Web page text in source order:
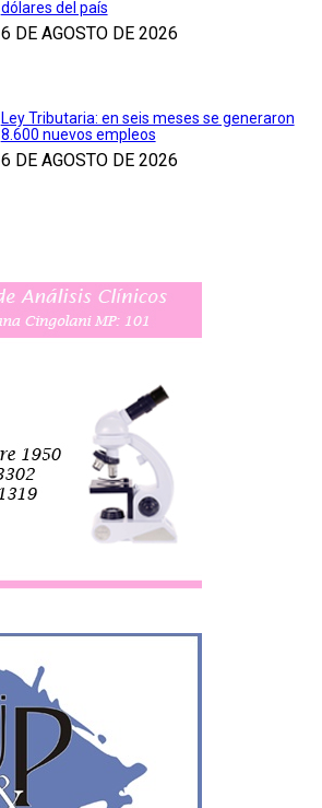
dólares del país
6 DE AGOSTO DE 2026
Ley Tributaria: en seis meses se generaron
8.600 nuevos empleos
6 DE AGOSTO DE 2026